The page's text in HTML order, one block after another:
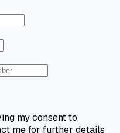
my consent to
me for further details